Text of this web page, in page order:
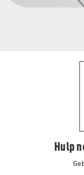
Hulp